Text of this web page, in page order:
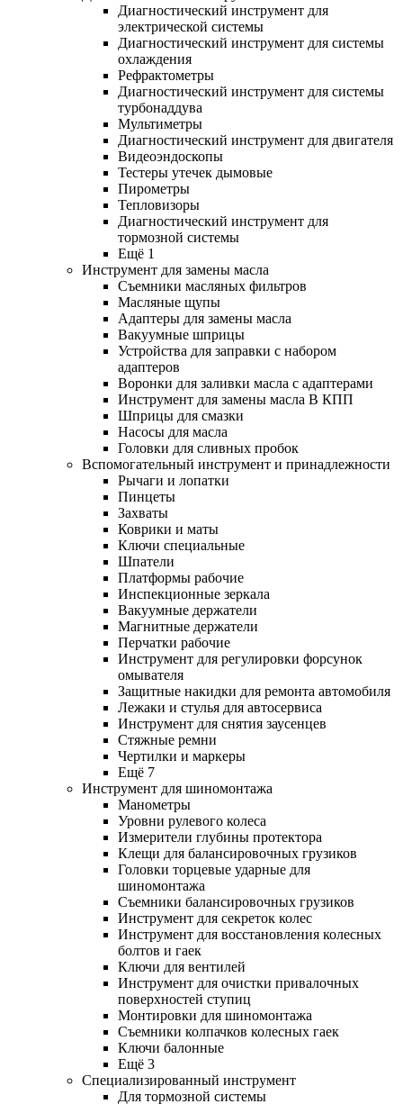
Диагностический инструмент для
электрической системы
Диагностический инструмент для системы
охлаждения
Рефрактометры
Диагностический инструмент для системы
турбонаддува
Мультиметры
Диагностический инструмент для двигателя
Видеоэндоскопы
Тестеры утечек дымовые
Пирометры
Тепловизоры
Диагностический инструмент для
тормозной системы
Ещё 1
Инструмент для замены масла
Съемники масляных фильтров
Масляные щупы
Адаптеры для замены масла
Вакуумные шприцы
Устройства для заправки с набором
адаптеров
Воронки для заливки масла с адаптерами
Инструмент для замены масла В КПП
Шприцы для смазки
Насосы для масла
Головки для сливных пробок
Вспомогательный инструмент и принадлежности
Рычаги и лопатки
Пинцеты
Захваты
Коврики и маты
Ключи специальные
Шпатели
Платформы рабочие
Инспекционные зеркала
Вакуумные держатели
Магнитные держатели
Перчатки рабочие
Инструмент для регулировки форсунок
омывателя
Защитные накидки для ремонта автомобиля
Лежаки и стулья для автосервиса
Инструмент для снятия заусенцев
Стяжные ремни
Чертилки и маркеры
Ещё 7
Инструмент для шиномонтажа
Манометры
Уровни рулевого колеса
Измерители глубины протектора
Клещи для балансировочных грузиков
Головки торцевые ударные для
шиномонтажа
Съемники балансировочных грузиков
Инструмент для секреток колес
Инструмент для восстановления колесных
болтов и гаек
Ключи для вентилей
Инструмент для очистки привалочных
поверхностей ступиц
Монтировки для шиномонтажа
Съемники колпачков колесных гаек
Ключи балонные
Ещё 3
Специализированный инструмент
Для тормозной системы